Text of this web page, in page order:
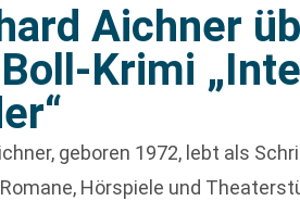
Aichner
Krimi
geboren 1972, lebt als
Hörspiele und